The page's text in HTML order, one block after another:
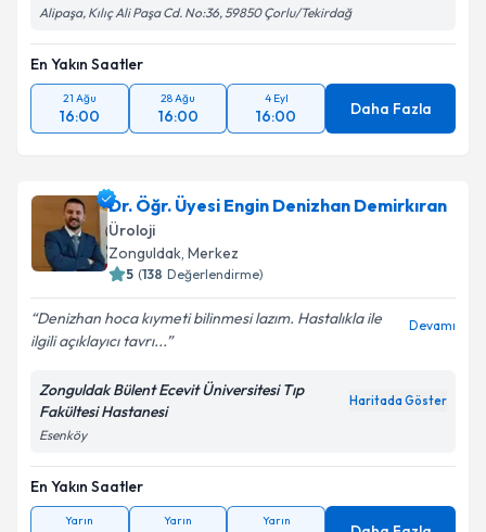
Alipaşa, Kılıç Ali Paşa Cd. No:36, 59850 Çorlu/Tekirdağ
En Yakın Saatler
21 Ağu
16:00
28 Ağu
16:00
4 Eyl
16:00 Daha Fazla
Dr. Öğr. Üyesi Engin Denizhan Demirkıran
Üroloji
Zonguldak, Merkez
5 (138 Değerlendirme)
Denizhan hoca kıymeti bilinmesi lazım. Hastalıkla ile
ilgili açıklayıcı tavrı...
Devamı
Zonguldak Bülent Ecevit Üniversitesi Tıp
Fakültesi Hastanesi
Haritada Göster
Esenköy
En Yakın Saatler
Yarın Yarın Yarın